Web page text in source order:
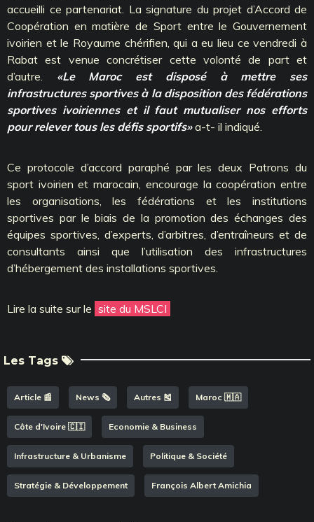
accueilli ce partenariat. La signature du projet d’Accord de
Coopération en matière de Sport entre le Gouvernement
ivoirien et le Royaume chérifien, qui a eu lieu ce vendredi à
Rabat est venue concrétiser cette volonté de part et
d’autre. «Le Maroc est disposé à mettre ses
infrastructures sportives à la disposition des fédérations
sportives ivoiriennes et il faut mutualiser nos efforts
pour relever tous les défis sportifs»a-t- il indiqué.
Ce protocole d’accord paraphé par les deux Patrons du
sport ivoirien et marocain, encourage la coopération entre
les organisations, les fédérations et les institutions
sportives par le biais de la promotion des échanges des
équipes sportives, d’experts, d’arbitres, d’entraîneurs et de
consultants ainsi que l’utilisation des infrastructures
d’hébergement des installations sportives.
Lire la suite sur le site du MSLCI
Les Tags
Article 📰 News 🗞️ Autres 🎽 Maroc 🇲🇦
Côte d'Ivoire 🇨🇮 Economie & Business
Infrastructure & Urbanisme Politique & Société
Stratégie & Développement François Albert Amichia